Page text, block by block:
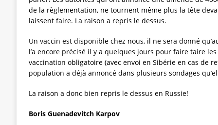
de la règlementation, ne tournent même plus la tête
laissent faire. La raison a repris le dessus.
Un vaccin est disponible chez nous, il ne sera donné
l’a encore précisé il y a quelques jours pour faire taire
vaccination obligatoire (avec envoi en Sibérie en cas de
population a déjà annoncé dans plusieurs sondages
La raison a donc bien repris le dessus en Russie!
Boris Guenadevitch Karpov